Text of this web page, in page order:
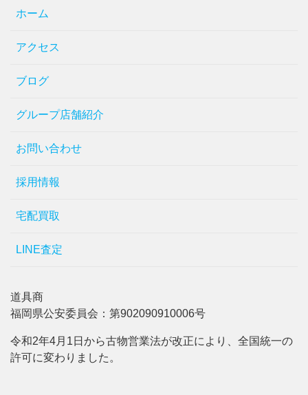
ホーム
アクセス
ブログ
グループ店舗紹介
お問い合わせ
採用情報
宅配買取
LINE査定
道具商
福岡県公安委員会：第902090910006号
令和2年4月1日から古物営業法が改正により、全国統一の
許可に変わりました。